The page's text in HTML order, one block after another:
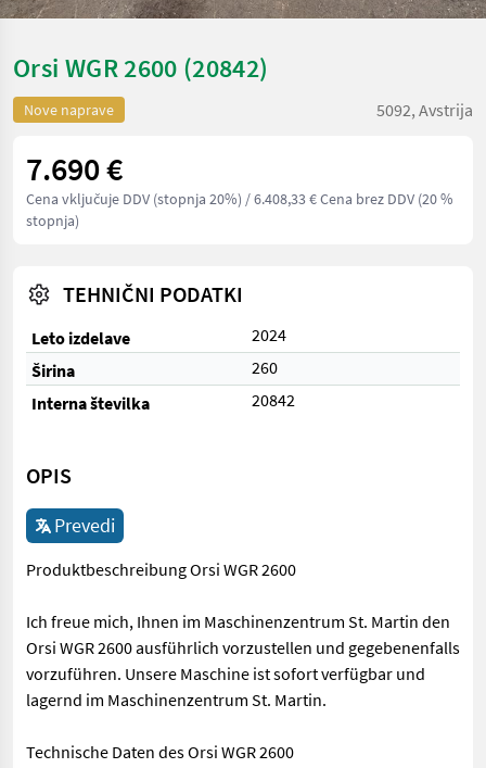
Orsi WGR 2600 (20842)
Nove naprave 5092, Avstrija
7.690 €
Cena vključuje DDV (stopnja 20%) / 6.408,33 € Cena brez DDV (20 %
stopnja)
TEHNIČNI PODATKI
Leto izdelave
2024
Širina
260
Interna številka
20842
OPIS
Prevedi
Produktbeschreibung Orsi WGR 2600
Ich freue mich, Ihnen im Maschinenzentrum St. Martin den
Orsi WGR 2600 ausführlich vorzustellen und gegebenenfalls
vorzuführen. Unsere Maschine ist sofort verfügbar und
lagernd im Maschinenzentrum St. Martin.
Technische Daten des Orsi WGR 2600